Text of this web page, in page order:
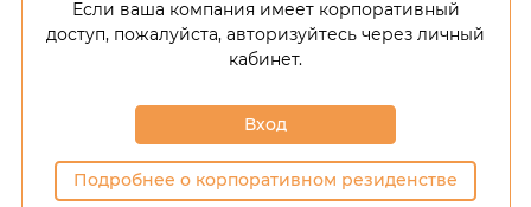
Если ваша компания имеет корпоративный
доступ, пожалуйста, авторизуйтесь через личный
кабинет.
Вход
Подробнее о корпоративном резиденстве